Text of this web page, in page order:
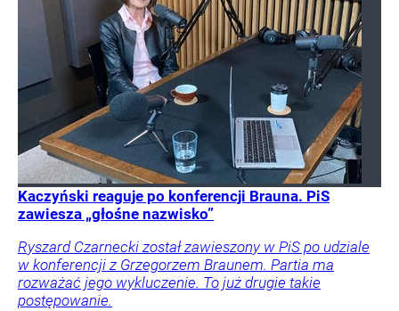
Kaczyński reaguje po konferencji Brauna. PiS
zawiesza „głośne nazwisko”
Ryszard Czarnecki został zawieszony w PiS po udziale
w konferencji z Grzegorzem Braunem. Partia ma
rozważać jego wykluczenie. To już drugie takie
postępowanie.